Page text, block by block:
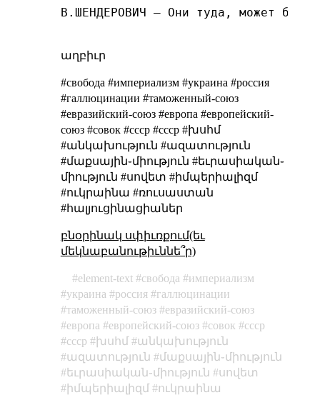
В.ШЕНДЕРОВИЧ – Они туда, может
աղբիւր
#свобода #империализм #украина #россия
#галлюцинации #таможенный-союз
#евразийский-союз #европа #европейский-
союз #совок #ссср #cccp #խսհմ
#անկախություն #ազատություն
#մաքսային֊միություն #եւրասիական֊
միություն #սովետ #իմպերիալիզմ
#ուկրաինա #ռուսաստան
#հալյուցինացիաներ
բնօրինակ սփիւռքում(եւ
մեկնաբանութիւննե՞ր)
element-text свобода
империализм
украина
россия
галлюцинации
таможенный-союз
евразийский-союз
европа
европейский-союз совок
ссср
cccp
խսհմ
անկախություն
ազատություն
մաքսային֊միություն
եւրասիական֊միություն
սովետ
իմպերիալիզմ
ուկրաինա